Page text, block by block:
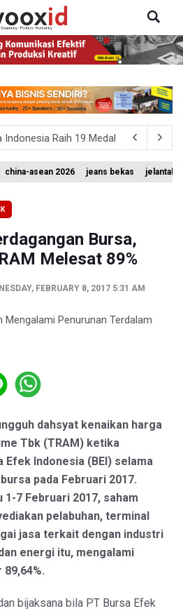
Indonesia Raih 19 Medali di Gelaran
Kebangsaan
Kalah 1-3 Lawan Filipina
Hujat Pelatih dan Pemain Timnas
china-asean 2026 jeans bekas jelantah
Bursa,
Melesat 89%
FEBRUARY 8, 2017 5:31 AM
dahsyat kenaikan harga
Tbk (TRAM) ketika
Efek Indonesia (BEI) selama
pada Februari 2017.
7 Februari 2017, saham
pelabuhan, terminal
jasa terkait dengan industri
energi itu, mengalami
bijaksana bila PT Bursa Efek